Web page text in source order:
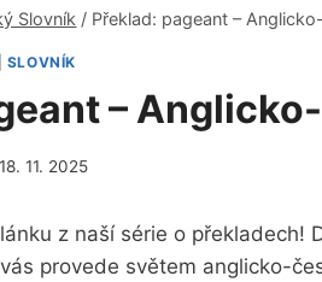
Slovník / Překlad: pageant –
SLOVNÍK
–
18. 11. 2025
z naší série o překladech!
provede světem anglicko-